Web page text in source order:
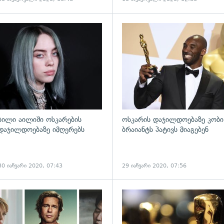
გადახედვა
აილიში ოსკარების
იმღერებს
იანვარი 2020, 07:43
ოსკარის დაჯილდოებაზე კობი
ბრაიანტს პატივს მიაგებენ
29 იანვარი 2020, 07:56